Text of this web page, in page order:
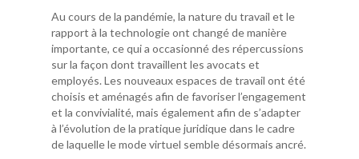
Au cours de la pandémie, la nature du travail et le
rapport à la technologie ont changé de manière
importante, ce qui a occasionné des répercussions
sur la façon dont travaillent les avocats et
employés. Les nouveaux espaces de travail ont été
choisis et aménagés afin de favoriser l’engagement
et la convivialité, mais également afin de s’adapter
à l’évolution de la pratique juridique dans le cadre
de laquelle le mode virtuel semble désormais ancré.